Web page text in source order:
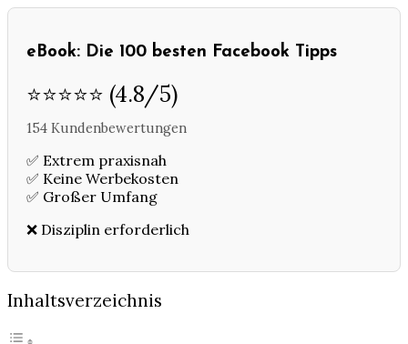
eBook: Die 100 besten Facebook Tipps
⭐⭐⭐⭐⭐ (4.8/5)
154 Kundenbewertungen
✅ Extrem praxisnah
✅ Keine Werbekosten
✅ Großer Umfang
❌ Disziplin erforderlich
Inhaltsverzeichnis